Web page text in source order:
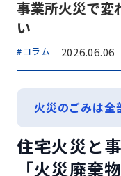
事業所火災で変
い
#コラム 2026.06.06
火災のごみは全
住宅火災と
「火災廃棄